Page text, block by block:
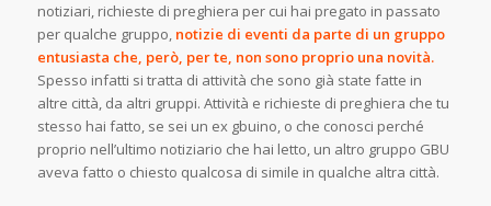
notiziari, richieste di preghiera per cui hai pregato in passato
per qualche gruppo, notizie di eventi da parte di un gruppo
entusiasta che, però, per te, non sono proprio una novità.
Spesso infatti si tratta di attività che sono già state fatte in
altre città, da altri gruppi. Attività e richieste di preghiera che tu
stesso hai fatto, se sei un ex gbuino, o che conosci perché
proprio nell’ultimo notiziario che hai letto, un altro gruppo GBU
aveva fatto o chiesto qualcosa di simile in qualche altra città.